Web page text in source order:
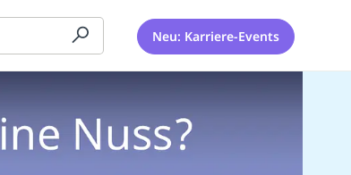
Neu: Karriere-Events